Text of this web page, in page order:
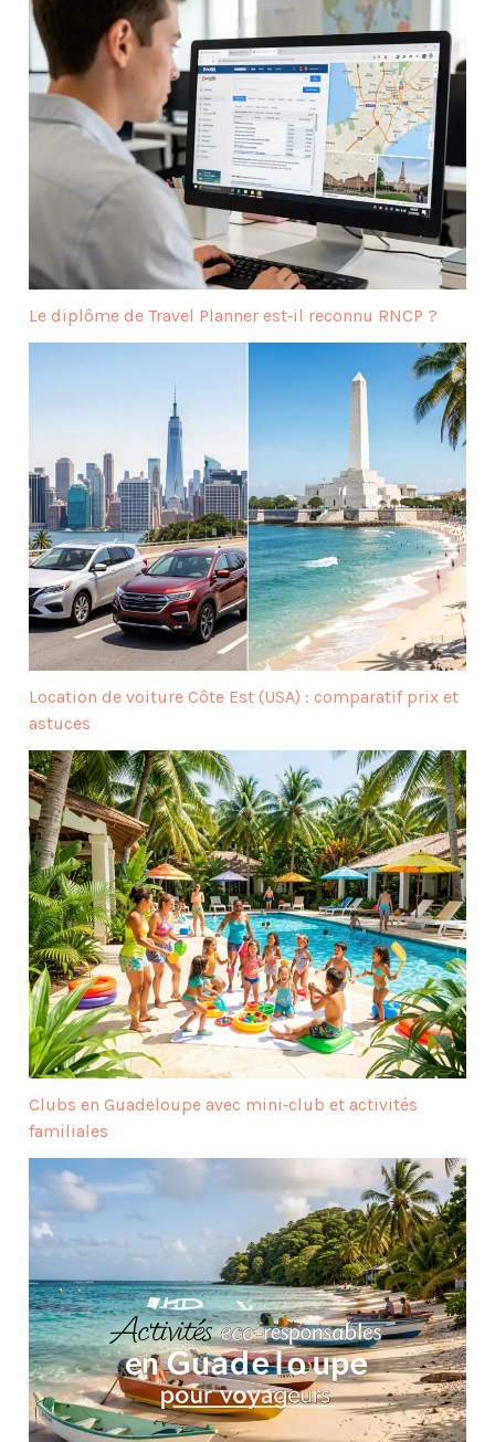
Le diplôme de Travel Planner est‑il reconnu RNCP ?
Location de voiture Côte Est (USA) : comparatif prix et
astuces
Clubs en Guadeloupe avec mini‑club et activités
familiales